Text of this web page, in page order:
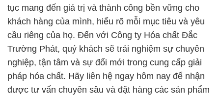
tục mang đến giá trị và thành công bền vững cho
khách hàng của mình, hiểu rõ mỗi mục tiêu và yêu
cầu riêng của họ. Đến với Công ty Hóa chất Đắc
Trường Phát, quý khách sẽ trải nghiệm sự chuyên
nghiệp, tận tâm và sự đổi mới trong cung cấp giải
pháp hóa chất. Hãy liên hệ ngay hôm nay để nhận
được tư vấn chuyên sâu và đặt hàng các sản phẩm